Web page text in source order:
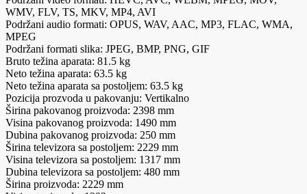
WMV, FLV, TS, MKV, MP4, AVI
Podržani audio formati: OPUS, WAV, AAC, MP3, FLAC, WMA,
MPEG
Podržani formati slika: JPEG, BMP, PNG, GIF
Bruto težina aparata: 81.5 kg
Neto težina aparata: 63.5 kg
Neto težina aparata sa postoljem: 63.5 kg
Pozicija prozvoda u pakovanju: Vertikalno
Širina pakovanog proizvoda: 2398 mm
Visina pakovanog proizvoda: 1490 mm
Dubina pakovanog proizvoda: 250 mm
Širina televizora sa postoljem: 2229 mm
Visina televizora sa postoljem: 1317 mm
Dubina televizora sa postoljem: 480 mm
Širina proizvoda: 2229 mm